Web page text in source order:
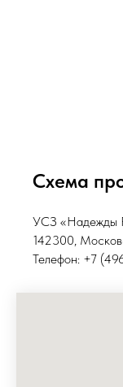
Схема
УСЗ «Надежды
142300,
Телефон: +7